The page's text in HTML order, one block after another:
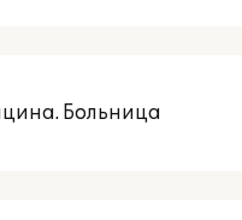
Больница